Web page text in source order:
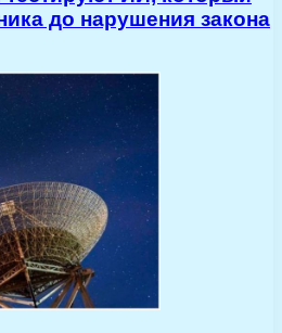
до нарушения закона